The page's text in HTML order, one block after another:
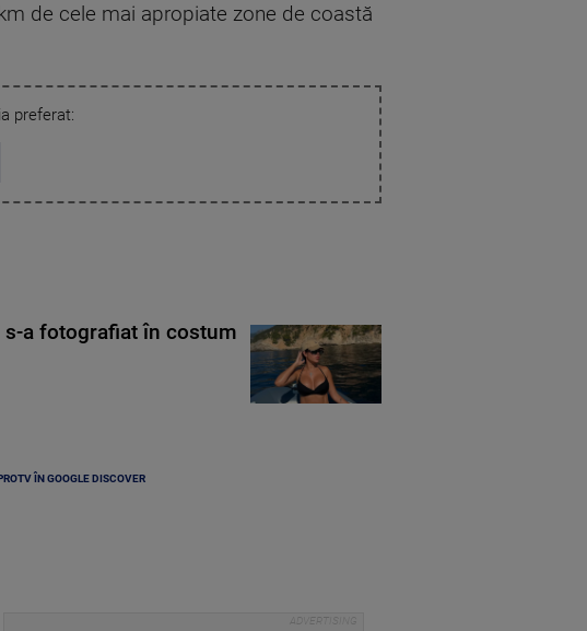
de cele mai apropiate zone de coastă
preferat:
s-a fotografiat în costum
ÎN GOOGLE DISCOVER